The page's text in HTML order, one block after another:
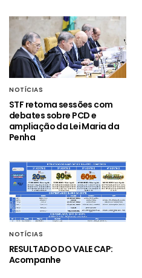
NOTÍCIAS
STF retoma sessões com
debates sobre PCD e
ampliação da Lei Maria da
Penha
NOTÍCIAS
RESULTADO DO VALE CAP:
Acompanhe